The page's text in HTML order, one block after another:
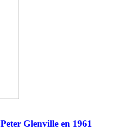
Peter Glenville en 1961